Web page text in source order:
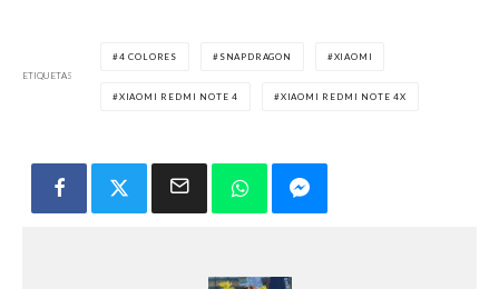
ETIQUETAS
4 COLORES SNAPDRAGON XIAOMI
XIAOMI REDMI NOTE 4 XIAOMI REDMI NOTE 4X